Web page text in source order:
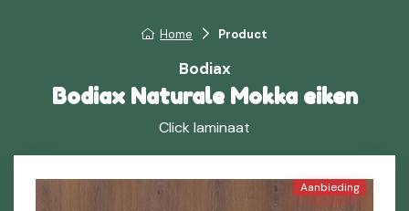
Home Product
Bodiax
Bodiax Naturale Mokka eiken
Click laminaat
Aanbieding